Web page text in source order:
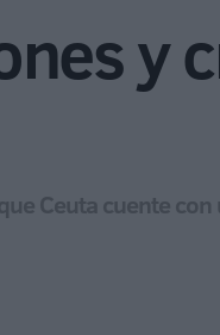
y
Ceuta cuente